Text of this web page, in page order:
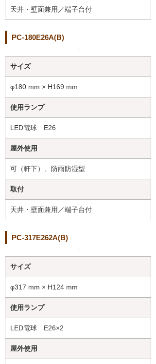
天井・壁面兼用／端子台付
PC-180E26A(B)
サイズ
φ180 mm × H169 mm
使用ランプ
LED電球 E26
屋外使用
可（軒下）、防雨防湿型
取付
天井・壁面兼用／端子台付
PC-317E262A(B)
サイズ
φ317 mm × H124 mm
使用ランプ
LED電球 E26×2
屋外使用